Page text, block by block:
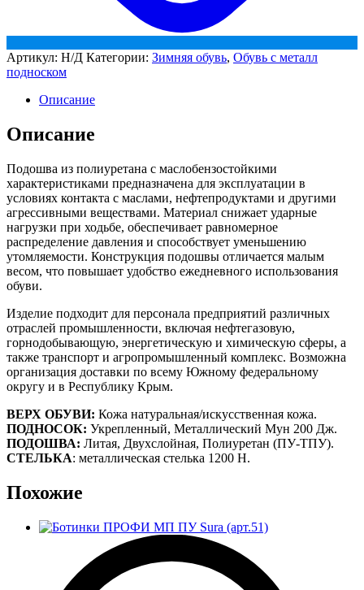
Артикул: Н/Д Категории: Зимняя обувь, Обувь с металл
подноском
Описание
Описание
Подошва из полиуретана с маслобензостойкими
характеристиками предназначена для эксплуатации в
условиях контакта с маслами, нефтепродуктами и другими
агрессивными веществами. Материал снижает ударные
нагрузки при ходьбе, обеспечивает равномерное
распределение давления и способствует уменьшению
утомляемости. Конструкция подошвы отличается малым
весом, что повышает удобство ежедневного использования
обуви.
Изделие подходит для персонала предприятий различных
отраслей промышленности, включая нефтегазовую,
горнодобывающую, энергетическую и химическую сферы, а
также транспорт и агропромышленный комплекс. Возможна
организация доставки по всему Южному федеральному
округу и в Республику Крым.
ВЕРХ ОБУВИ: Кожа натуральная/искусственная кожа.
ПОДНОСОК: Укрепленный, Металлический Мун 200 Дж.
ПОДОШВА: Литая, Двухслойная, Полиуретан (ПУ-ТПУ).
СТЕЛЬКА: металлическая стелька 1200 Н.
Похожие